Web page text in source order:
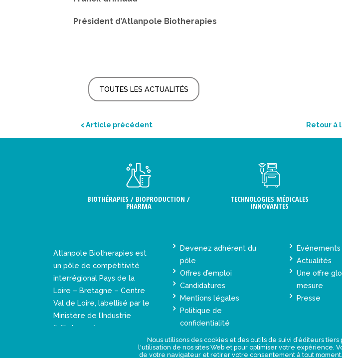
Président d’Atlanpole Biotherapies
TOUTES LES ACTUALITÉS
< Article précédent Retour à
BIOTHÉRAPIES / BIOPRODUCTION /
PHARMA
TECHNOLOGIES MÉDICALES
INNOVANTES
Atlanpole Biotherapies est
un pôle de compétitivité
interrégional Pays de la
Loire – Bretagne – Centre
Val de Loire, labellisé par le
Ministère de l’Industrie
(juillet 2005).
Devenez adhérent du
pôle
Offres d’emploi
Candidatures
Mentions légales
Politique de
confidentialité
Événements
Actualités
Une offre
mesure
Presse
Nous utilisons des cookies et des outils de suivi d’éditeurs
l'utilisation de nos sites Web et pour optimiser votre expérience.
de votre navigateur et retirer votre consentement à tout